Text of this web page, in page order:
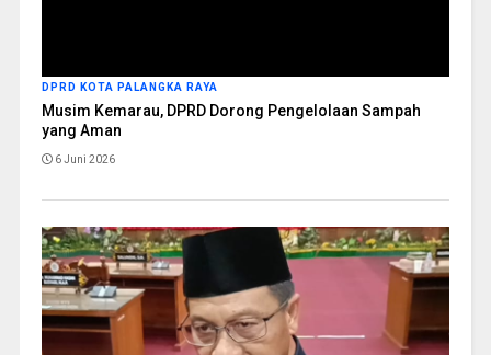
DPRD KOTA PALANGKA RAYA
Musim Kemarau, DPRD Dorong Pengelolaan Sampah
yang Aman
6 Juni 2026